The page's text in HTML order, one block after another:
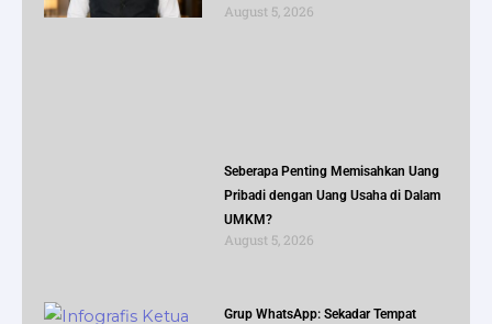
August 5, 2026
Seberapa Penting Memisahkan Uang
Pribadi dengan Uang Usaha di Dalam
UMKM?
August 5, 2026
Grup WhatsApp: Sekadar Tempat